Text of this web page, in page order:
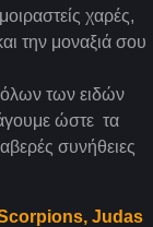
χαρές,
την μοναξιά σου
όλων των ειδών
ώστε τα
συνήθειες
Judas